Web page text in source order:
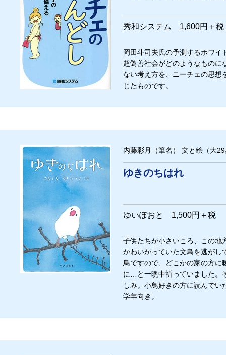
秀和システム 1,600円＋
岡田斗司夫氏の予測するホワイ
超偽善社会がどのようなものに
ない考え方を、ニーチェの思想
じたものです。
内藤彩月（筆名） 文と絵（大
ゆきのちはれ
ゆいぽおと 1,500円＋
子供たちが小さいころ、この地
かわいがっていた文鳥を逃がし
鳥ですので、どこかの家の方に
に…と一晩中祈っていました。
しみ。小鳥好きの方に読んで
学年向き。